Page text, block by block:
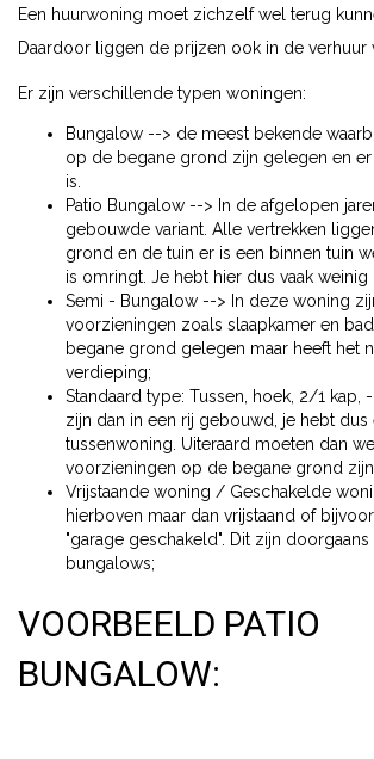
Een huurwoning moet zichzelf wel terug
Daardoor liggen de prijzen ook in de verhuur
Er zijn verschillende typen woningen:
Bungalow --> de meest bekende
op de begane grond zijn gelegen en er
is.
Patio Bungalow --> In de afgelopen
gebouwde variant. Alle vertrekken
grond en de tuin er is een binnen tuin
is omringt. Je hebt hier dus vaak weinig
Semi - Bungalow --> In deze woning
voorzieningen zoals slaapkamer en
begane grond gelegen maar heeft het
verdieping;
Standaard type: Tussen, hoek, 2/1 kap,
zijn dan in een rij gebouwd, je hebt dus
tussenwoning. Uiteraard moeten dan
voorzieningen op de begane grond
Vrijstaande woning / Geschakelde
hierboven maar dan vrijstaand of
"garage geschakeld". Dit zijn
bungalows;
VOORBEELD PATIO
BUNGALOW: